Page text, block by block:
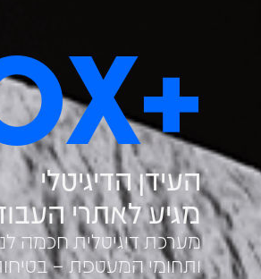
+FOX
העידן הדיגיטלי
מגיע לאתרי
מערכת דיגיטלית חכמה
ותחומי המעטפת –